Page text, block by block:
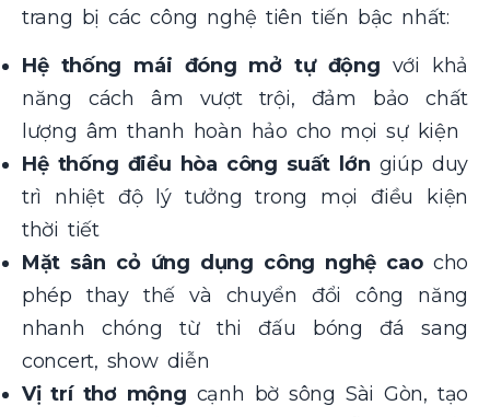
trang bị các công nghệ tiên tiến bậc nhất:
Hệ thống mái đóng mở tự động với khả
năng cách âm vượt trội, đảm bảo chất
lượng âm thanh hoàn hảo cho mọi sự kiện
Hệ thống điều hòa công suất lớn giúp duy
trì nhiệt độ lý tưởng trong mọi điều kiện
thời tiết
Mặt sân cỏ ứng dụng công nghệ caocho
phép thay thế và chuyển đổi công năng
nhanh chóng từ thi đấu bóng đá sang
concert, show diễn
Vị trí thơ mộng cạnh bờ sông Sài Gòn, tạo